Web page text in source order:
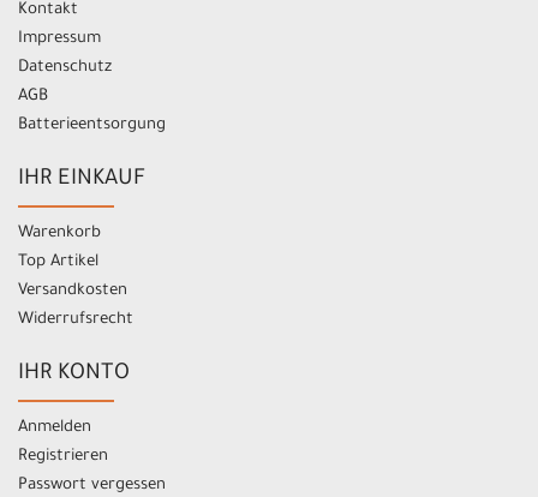
Kontakt
Impressum
Datenschutz
AGB
Batterieentsorgung
IHR EINKAUF
Warenkorb
Top Artikel
Versandkosten
Widerrufsrecht
IHR KONTO
Anmelden
Registrieren
Passwort vergessen